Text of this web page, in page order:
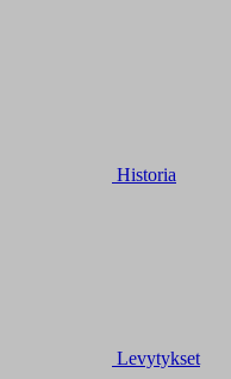
Historia
Levytykset